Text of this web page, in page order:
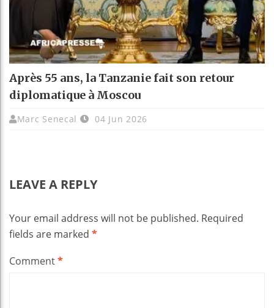
Après 55 ans, la Tanzanie fait son retour
diplomatique à Moscou
Marc Senecal 04 Jun 2026
LEAVE A REPLY
Your email address will not be published. Required
fields are marked *
Comment*